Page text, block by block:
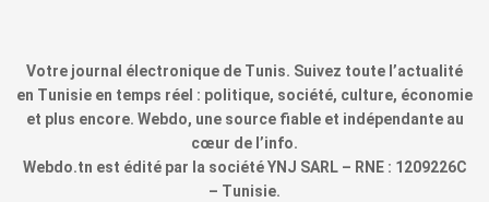
Votre journal électronique de Tunis. Suivez toute l’actualité
en Tunisie en temps réel : politique, société, culture, économie
et plus encore. Webdo, une source fiable et indépendante au
cœur de l’info.
Webdo.tn est édité par la société YNJ SARL – RNE : 1209226C
– Tunisie.